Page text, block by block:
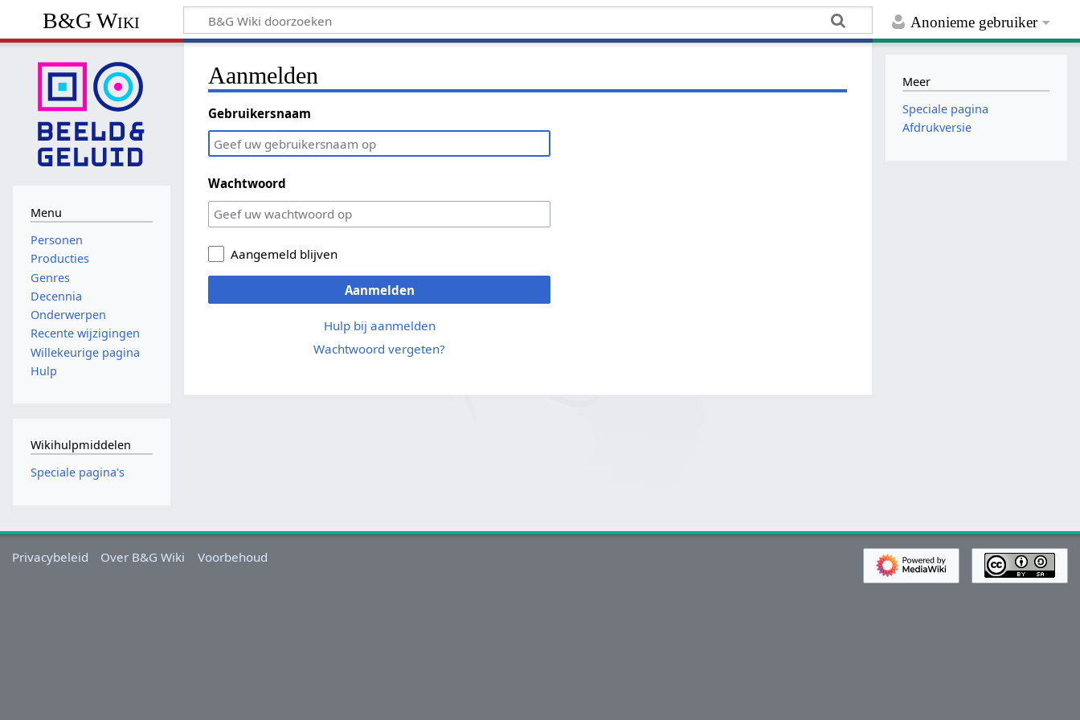
Anonieme gebruiker
B&G Wiki
Aanmelden
Gebruikersnaam
Wachtwoord
Aangemeld blijven
Aanmelden
Hulp bij aanmelden
Wachtwoord vergeten?
Menu
Personen
Producties
Genres
Decennia
Onderwerpen
Recente wijzigingen
Willekeurige pagina
Hulp
Wikihulpmiddelen
Speciale pagina's
Meer
Speciale pagina
Afdrukversie
Privacybeleid Over B&G Wiki Voorbehoud